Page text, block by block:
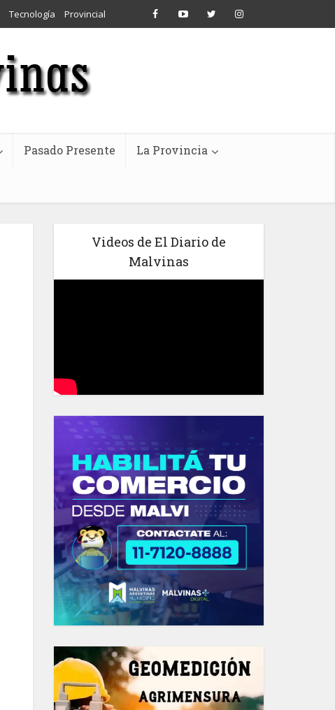
Tecnología Provincial
Pasado Presente La Provincia
Videos de El Diario de
Malvinas